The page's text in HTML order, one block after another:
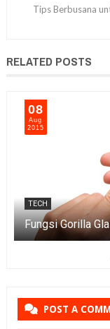
Tips Berbusana
RELATED POSTS
08
Aug
2015
TECH
Fungsi Gorilla
POST A